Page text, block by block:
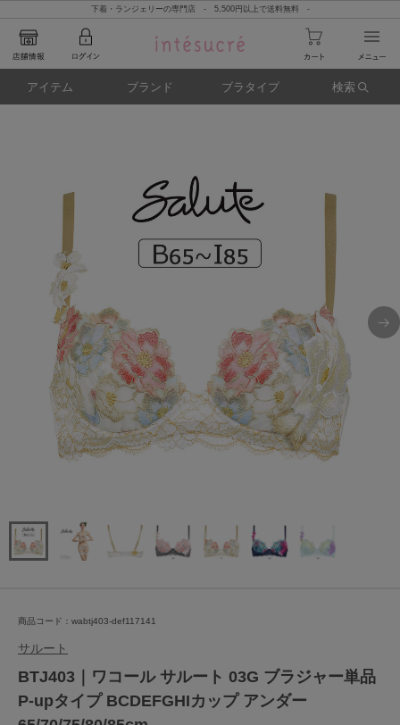
下着・ランジェリーの専門店 - 5,500円以上で送料無料 -
アイテム ブランド ブラタイプ 検索
商品コード：wabtj403-def117141
サルート
BTJ403｜ワコール サルート 03G ブラジャー単品
P-upタイプ BCDEFGHIカップ アンダー